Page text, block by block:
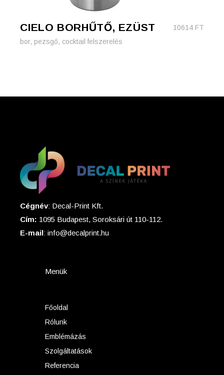
CIELO BORHŰTŐ, EZÜST 10614 FT
bor, pezsgő, cocktail felszerelés
Cégnév: Decal-Print Kft.
Cím: 1095 Budapest, Soroksári út 110-112.
E-mail: info@decalprint.hu
Menük
Főoldal
Rólunk
Emblémázás
Szolgáltatások
Referencia